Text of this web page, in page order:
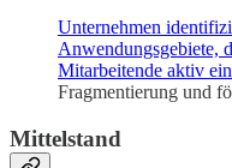
Unternehmen
Anwendungsgebiete,
Mitarbeitende aktiv ein
Fragmentierung und
Mittelstand